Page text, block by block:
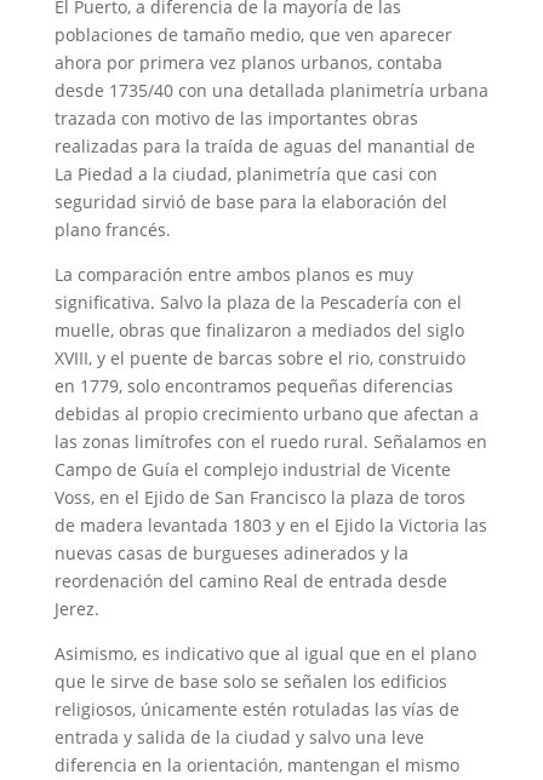
El Puerto, a diferencia de la mayoría de las
poblaciones de tamaño medio, que ven aparecer
ahora por primera vez planos urbanos, contaba
desde 1735/40 con una detallada planimetría urbana
trazada con motivo de las importantes obras
realizadas para la traída de aguas del manantial de
La Piedad a la ciudad, planimetría que casi con
seguridad sirvió de base para la elaboración del
plano francés.
La comparación entre ambos planos es muy
significativa. Salvo la plaza de la Pescadería con el
muelle, obras que finalizaron a mediados del siglo
XVIII, y el puente de barcas sobre el rio, construido
en 1779, solo encontramos pequeñas diferencias
debidas al propio crecimiento urbano que afectan a
las zonas limítrofes con el ruedo rural. Señalamos en
Campo de Guía el complejo industrial de Vicente
Voss, en el Ejido de San Francisco la plaza de toros
de madera levantada 1803 y en el Ejido la Victoria las
nuevas casas de burgueses adinerados y la
reordenación del camino Real de entrada desde
Jerez.
Asimismo, es indicativo que al igual que en el plano
que le sirve de base solo se señalen los edificios
religiosos, únicamente estén rotuladas las vías de
entrada y salida de la ciudad y salvo una leve
diferencia en la orientación, mantengan el mismo